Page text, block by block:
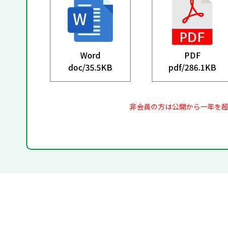
Word
doc/35.5KB
PDF
pdf/286.1KB
非会員の方は公開から一年を